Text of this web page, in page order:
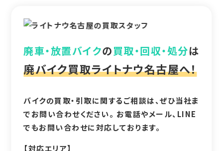
廃車・放置バイクの買取・回収・処分は
廃バイク買取ライトナウ名古屋へ！
バイクの買取・引取に関するご相談は、ぜひ当社ま
でお問い合わせください。 お電話やメール、LINE
でもお問い合わせに対応しております。
【対応エリア】